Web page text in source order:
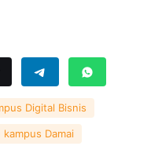
Digital Bisnis
kampus Damai